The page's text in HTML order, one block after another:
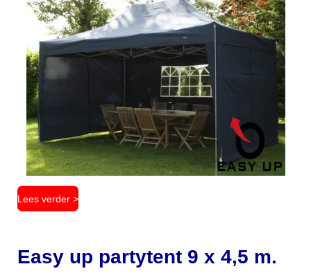
Lees verder >
Easy up partytent 9 x 4,5 m.